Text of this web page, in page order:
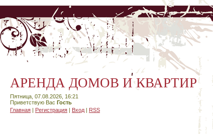
АРЕНДА ДОМОВ И КВАРТИР
Пятница, 07.08.2026, 16:21
Приветствую Вас Гость
Главная | Регистрация | Вход | RSS